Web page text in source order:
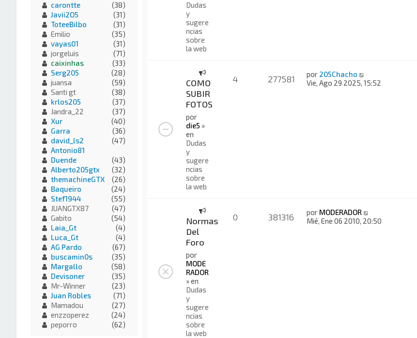
Dudas
y
sugere
ncias
sobre
la web
COMO
SUBIR
FOTOS
por
die5 »
en
Dudas
y
sugere
ncias
sobre
la web
4 277581 por 205Chacho
Vie, Ago 29 2025, 15:52
Normas
Del
Foro
por
MODE
RADOR
» en
Dudas
y
sugere
ncias
sobre
la web
0 381316 por MODERADOR
Mié, Ene 06 2010, 20:50
carontte
(38)
Javii2O5
(31)
ToteeBilbo
(31)
Emilio
(35)
vayas01
(31)
jorgeluis
(71)
caixinhas
(33)
Serg205
(28)
juansa
(59)
Santi gt
(38)
krlos205
(37)
Jandra_22
(37)
Xur
(40)
Garra
(36)
david_ls2
(47)
Antonio81
Duende
(43)
Alberto205gtx
(32)
themachineGTX
(26)
Baqueiro
(24)
Stef1944
(55)
JUANGTX87
(47)
Gabito
(54)
Laia_Gt
(4)
Luca_Gt
(4)
AG Pardo
(67)
buscamin0s
(35)
Margallo
(58)
Devisoner
(35)
Mr-Winner
(23)
Juan Robles
(71)
Mamadou
(27)
enzzoperez
(24)
peporro
(62)